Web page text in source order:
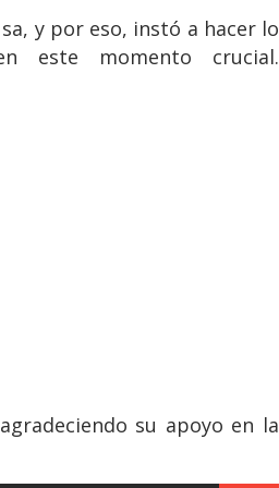
y por eso, instó a hacer lo
este momento crucial.
su apoyo en la